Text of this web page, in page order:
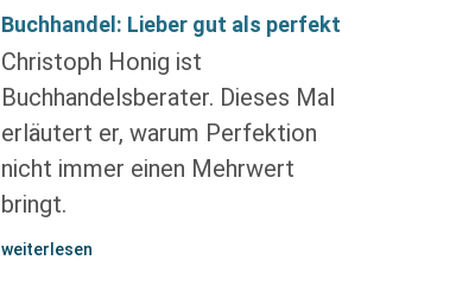
Buchhandel: Lieber gut als perfekt
Christoph Honig ist
Buchhandelsberater. Dieses Mal
erläutert er, warum Perfektion
nicht immer einen Mehrwert
bringt.
weiterlesen